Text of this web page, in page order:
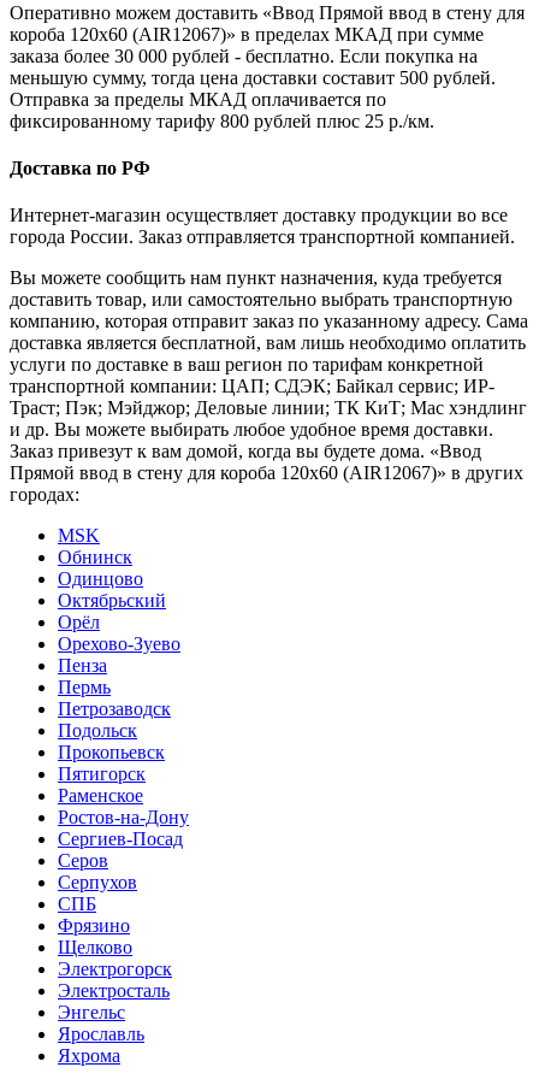
Оперативно можем доставить «Ввод Прямой ввод в стену для
короба 120х60 (AIR12067)» в пределах МКАД при сумме
заказа более 30 000 рублей - бесплатно. Если покупка на
меньшую сумму, тогда цена доставки составит 500 рублей.
Отправка за пределы МКАД оплачивается по
фиксированному тарифу 800 рублей плюс 25 р./км.
Доставка по РФ
Интернет-магазин осуществляет доставку продукции во все
города России. Заказ отправляется транспортной компанией.
Вы можете сообщить нам пункт назначения, куда требуется
доставить товар, или самостоятельно выбрать транспортную
компанию, которая отправит заказ по указанному адресу. Сама
доставка является бесплатной, вам лишь необходимо оплатить
услуги по доставке в ваш регион по тарифам конкретной
транспортной компании: ЦАП; СДЭК; Байкал сервис; ИР-
Траст; Пэк; Мэйджор; Деловые линии; ТК КиТ; Мас хэндлинг
и др. Вы можете выбирать любое удобное время доставки.
Заказ привезут к вам домой, когда вы будете дома. «Ввод
Прямой ввод в стену для короба 120х60 (AIR12067)» в других
городах:
MSK
Обнинск
Одинцово
Октябрьский
Орёл
Орехово-Зуево
Пенза
Пермь
Петрозаводск
Подольск
Прокопьевск
Пятигорск
Раменское
Ростов-на-Дону
Сергиев-Посад
Серов
Серпухов
СПБ
Фрязино
Щелково
Электрогорск
Электросталь
Энгельс
Ярославль
Яхрома